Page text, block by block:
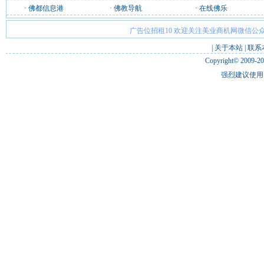
· 佛都信息港 · 佛教导航 · 在线佛乐
广告位招租10 欢迎关注美业商机网微信公
关于本站 联系
Copyright© 2009-
强烈建议使